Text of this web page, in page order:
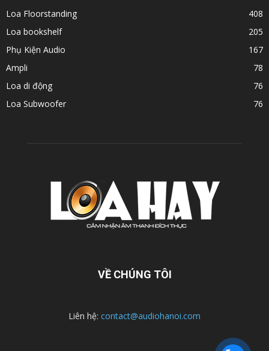
Loa Floorstanding
408
Loa bookshelf
205
Phụ Kiện Audio
167
Ampli
78
Loa di động
76
Loa Subwoofer
76
VỀ CHÚNG TÔI
Liên hệ: contact@audiohanoi.com